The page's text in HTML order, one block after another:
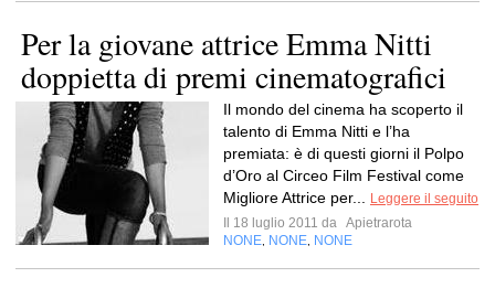
Per la giovane attrice Emma Nitti
doppietta di premi cinematografici
Il mondo del cinema ha scoperto il
talento di Emma Nitti e l’ha
premiata: è di questi giorni il Polpo
d’Oro al Circeo Film Festival come
Migliore Attrice per...
Leggere il seguito
Il 18 luglio 2011 da Apietrarota
NONE NONE NONE